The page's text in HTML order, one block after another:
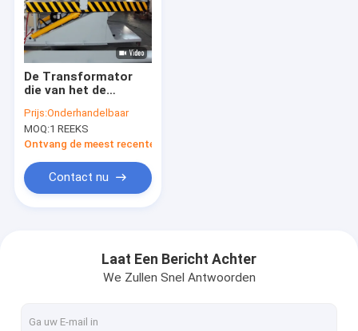
Over Ons
Fabriekstour
Neem contact met ons op
Nieuws
De Transformator
die van het de
van de ijzerkern
Gedreven Lijst
Hydraulisch stapelen
Prijs:Onderhandelbaar
MOQ:1 REEKS
Ontvang de meest recente Prijs
Contact nu
Laat Een Bericht Achter
We Zullen Snel Antwoorden